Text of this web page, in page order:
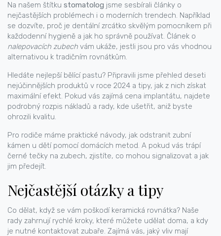
Na našem štítku stomatolog jsme sesbírali články o
nejčastějších problémech i o moderních trendech. Například
se dozvíte, proč je dentální zrcátko skvělým pomocníkem při
každodenní hygieně a jak ho správně používat. Článek o
nalepovacích zubech vám ukáže, jestli jsou pro vás vhodnou
alternativou k tradičním rovnátkům.
Hledáte nejlepší bělící pastu? Připravili jsme přehled deseti
nejúčinnějších produktů v roce 2024 a tipy, jak z nich získat
maximální efekt. Pokud vás zajímá cena implantátu, najdete
podrobný rozpis nákladů a rady, kde ušetřit, aniž byste
ohrozili kvalitu.
Pro rodiče máme praktické návody, jak odstranit zubní
kámen u dětí pomocí domácích metod. A pokud vás trápí
černé tečky na zubech, zjistíte, co mohou signalizovat a jak
jim předejít.
Nejčastější otázky a tipy
Co dělat, když se vám poškodí keramická rovnátka? Naše
rady zahrnují rychlé kroky, které můžete udělat doma, a kdy
je nutné kontaktovat zubaře. Zajímá vás, jaký vliv mají